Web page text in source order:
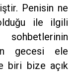
Penisin ne
ile ilgili
gecesi ele
biri bize açık